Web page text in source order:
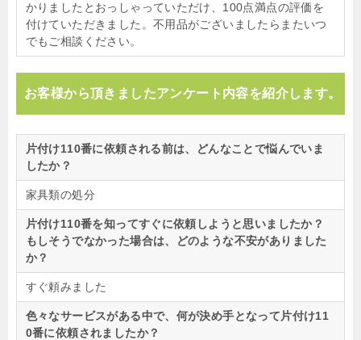
かりましたとおっしゃっていただけ、100点満点の評価を
付けていただきました。不用品がございましたらまたいつ
でもご相談ください。
お客様から頂きましたアンケート内容を紹介します。
片付け110番に依頼される前は、どんなことで悩んでいま
したか？
家具類の処分
片付け110番を知ってすぐに依頼しようと思いましたか？
もしそうでなかった場合は、どのような不安がありました
か？
すぐ頼みました
色々なサービスがある中で、何が決め手となって片付け11
0番に依頼されましたか？